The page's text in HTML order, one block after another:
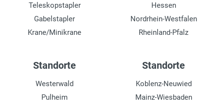
Teleskopstapler
Gabelstapler
Krane/Minikrane
Hessen
Nordrhein-Westfalen
Rheinland-Pfalz
Standorte
Westerwald
Pulheim
Standorte
Koblenz-Neuwied
Mainz-Wiesbaden